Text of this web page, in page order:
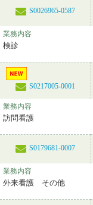
S0026965-0587
業務内容
検診
S0217005-0001
業務内容
訪問看護
S0179681-0007
業務内容
外来看護 その他